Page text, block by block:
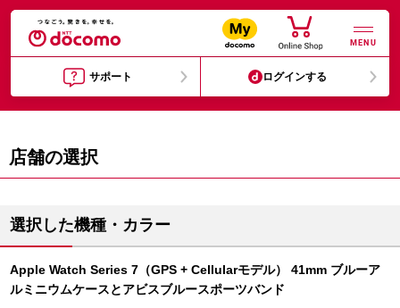
MENU
サポート ログインする
店舗の選択
選択した機種・カラー
Apple Watch Series 7（GPS + Cellularモデル） 41mm ブルーア
ルミニウムケースとアビスブルースポーツバンド